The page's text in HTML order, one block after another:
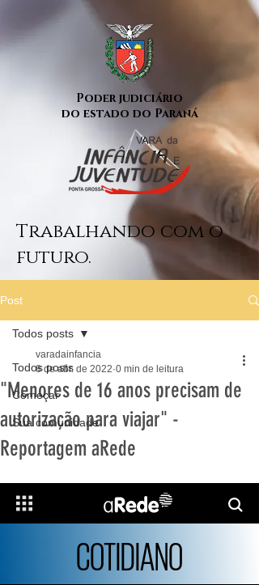
Poder judiciário
do estado do Paraná
Trabalhando com o
futuro.
Post
Todos posts
Começar
Sua comunidade
Todos posts
"Menores de 16 anos precisam de
autorização para viajar" -
Reportagem aRede
varadainfancia
8 de abr. de 2022 0 min de leitura